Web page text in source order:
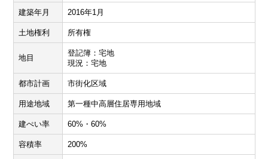
建築年月 2016年1月
土地権利 所有権
地目
登記簿：宅地
現況：宅地
都市計画 市街化区域
用途地域 第一種中高層住居専用地域
建ぺい率 60%・60%
容積率 200%